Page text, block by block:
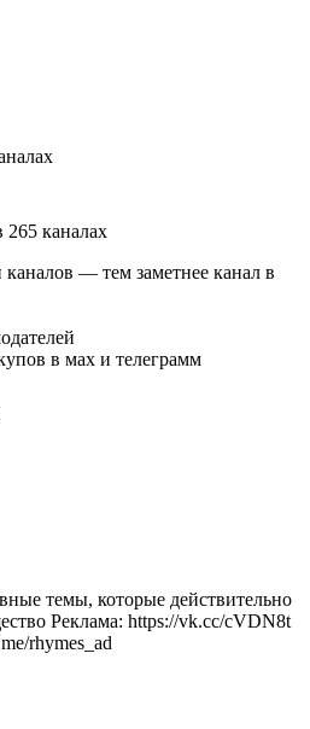
265 каналах
— тем заметнее канал в
в мах и телеграмм
темы, которые действительно
Реклама: https://vk.cc/cVDN8t
rhymes_ad